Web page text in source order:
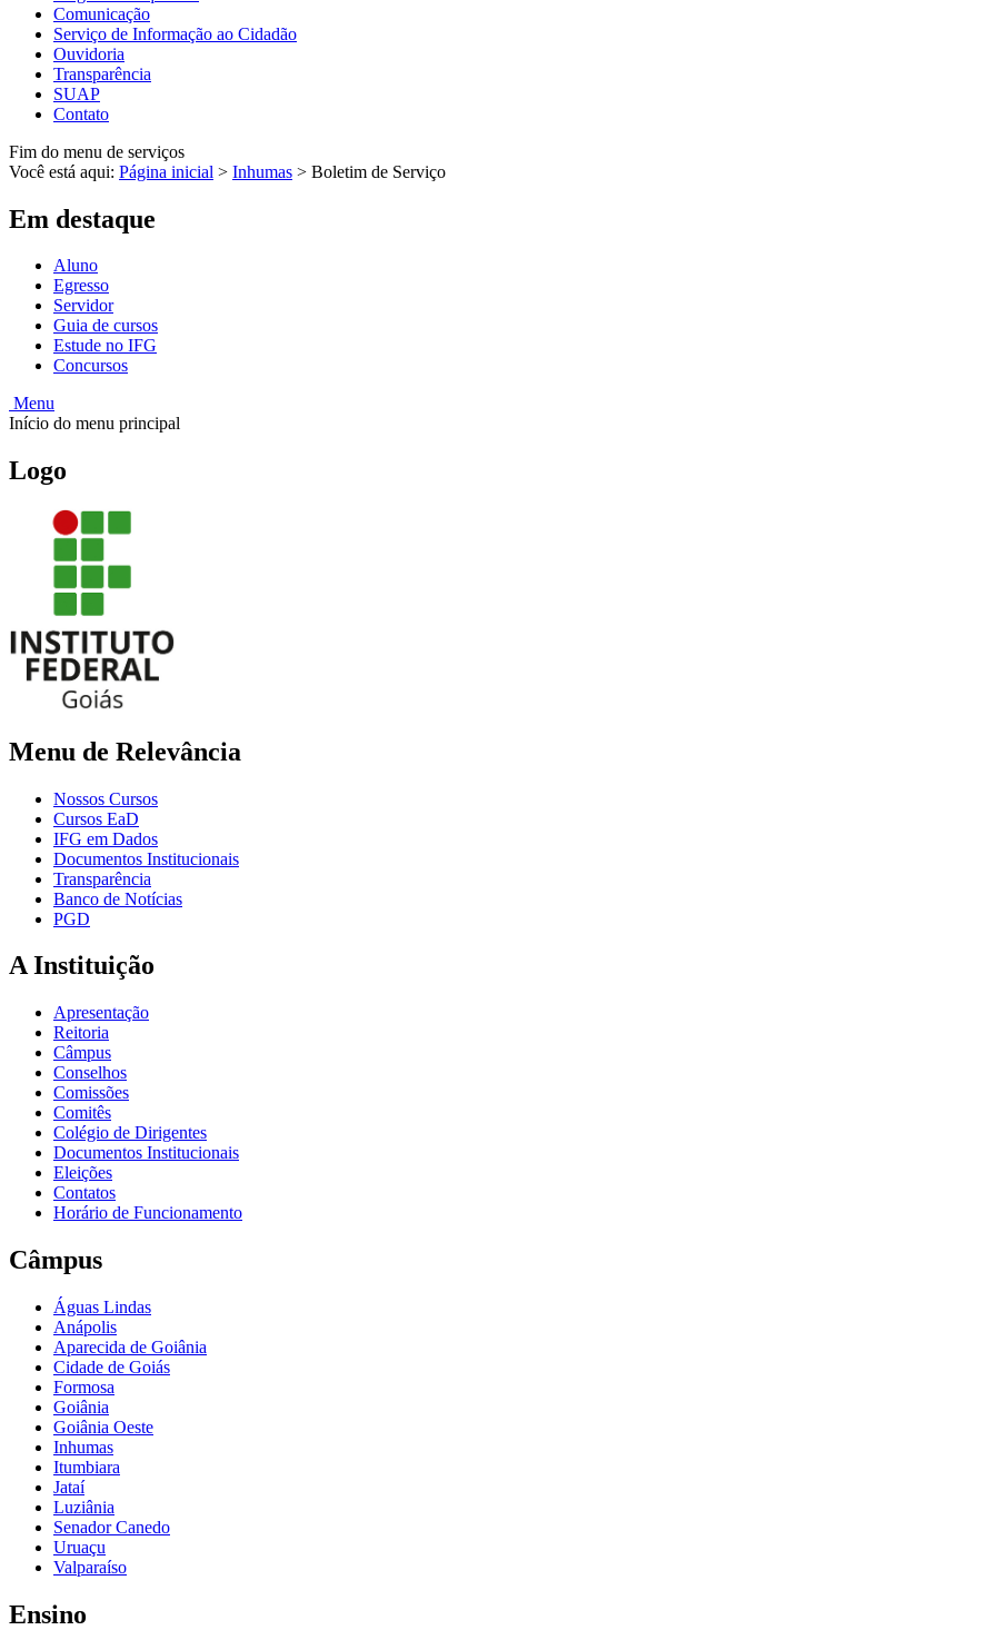
Comunicação
Serviço de Informação ao Cidadão
Ouvidoria
Transparência
SUAP
Contato
Fim do menu de serviços
Você está aqui: Página inicial > Inhumas > Boletim de Serviço
Em destaque
Aluno
Egresso
Servidor
Guia de cursos
Estude no IFG
Concursos
Menu
Início do menu principal
Logo
Menu de Relevância
Nossos Cursos
Cursos EaD
IFG em Dados
Documentos Institucionais
Transparência
Banco de Notícias
PGD
A Instituição
Apresentação
Reitoria
Câmpus
Conselhos
Comissões
Comitês
Colégio de Dirigentes
Documentos Institucionais
Eleições
Contatos
Horário de Funcionamento
Câmpus
Águas Lindas
Anápolis
Aparecida de Goiânia
Cidade de Goiás
Formosa
Goiânia
Goiânia Oeste
Inhumas
Itumbiara
Jataí
Luziânia
Senador Canedo
Uruaçu
Valparaíso
Ensino